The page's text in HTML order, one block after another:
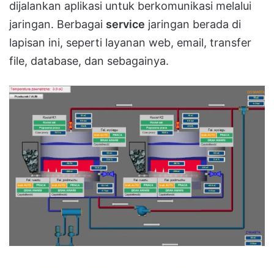
dijalankan aplikasi untuk berkomunikasi melalui
jaringan. Berbagai service jaringan berada di
lapisan ini, seperti layanan web, email, transfer
file, database, dan sebagainya.